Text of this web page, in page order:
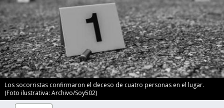
Los socorristas confirmaron el deceso de cuatro personas en el lugar.
(Foto ilustrativa: Archivo/Soy502)